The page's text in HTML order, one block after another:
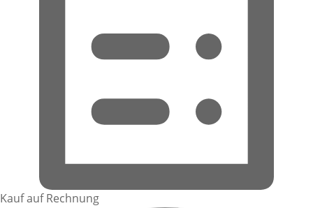
Kauf auf Rechnung